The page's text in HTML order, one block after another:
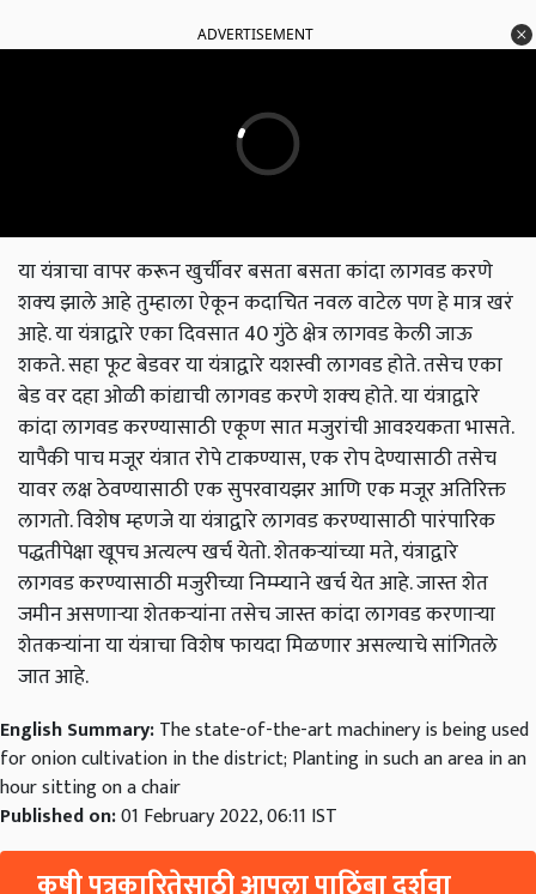
ADVERTISEMENT
या यंत्राचा वापर करून खुर्चीवर बसता बसता कांदा लागवड करणे
शक्‍य झाले आहे तुम्हाला ऐकून कदाचित नवल वाटेल पण हे मात्र खरं
आहे. या यंत्राद्वारे एका दिवसात 40 गुंठे क्षेत्र लागवड केली जाऊ
शकते. सहा फूट बेडवर या यंत्राद्वारे यशस्वी लागवड होते. तसेच एका
बेड वर दहा ओळी कांद्याची लागवड करणे शक्‍य होते. या यंत्राद्वारे
कांदा लागवड करण्यासाठी एकूण सात मजुरांची आवश्‍यकता भासते.
यापैकी पाच मजूर यंत्रात रोपे टाकण्यास, एक रोप देण्यासाठी तसेच
यावर लक्ष ठेवण्यासाठी एक सुपरवायझर आणि एक मजूर अतिरिक्त
लागतो. विशेष म्हणजे या यंत्राद्वारे लागवड करण्यासाठी पारंपारिक
पद्धतीपेक्षा खूपच अत्यल्प खर्च येतो. शेतकऱ्यांच्या मते, यंत्राद्वारे
लागवड करण्यासाठी मजुरीच्या निम्म्याने खर्च येत आहे. जास्त शेत
जमीन असणाऱ्या शेतकऱ्यांना तसेच जास्त कांदा लागवड करणाऱ्या
शेतकऱ्यांना या यंत्राचा विशेष फायदा मिळणार असल्याचे सांगितले
जात आहे.
English Summary:The state-of-the-art machinery is being used
for onion cultivation in the district; Planting in such an area in an
hour sitting on a chair
Published on:01 February 2022, 06:11 IST